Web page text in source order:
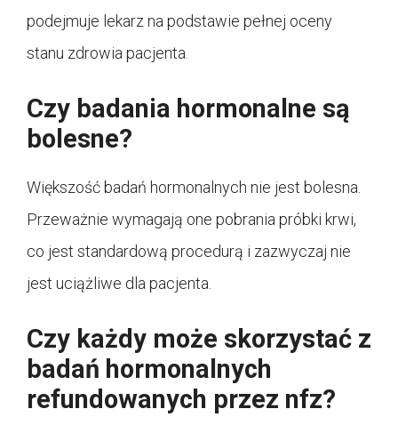
podejmuje lekarz na podstawie pełnej oceny
stanu zdrowia pacjenta.
Czy badania hormonalne są
bolesne?
Większość badań hormonalnych nie jest bolesna.
Przeważnie wymagają one pobrania próbki krwi,
co jest standardową procedurą i zazwyczaj nie
jest uciążliwe dla pacjenta.
Czy każdy może skorzystać z
badań hormonalnych
refundowanych przez nfz?